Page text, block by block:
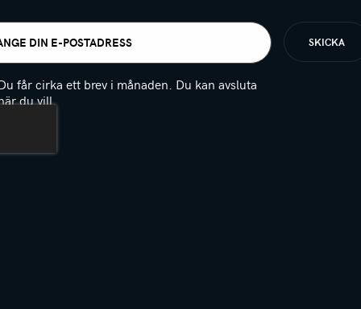
får cirka ett brev i månaden. Du kan avsluta
du vill.